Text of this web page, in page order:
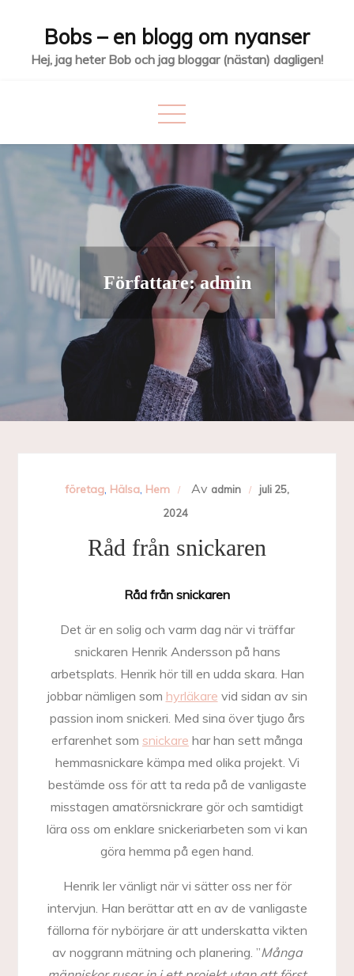
innehåll
Bobs – en blogg om nyanser
Hej, jag heter Bob och jag bloggar (nästan) dagligen!
Författare:admin
företag, Hälsa, Hem Av admin
juli 25,
2024
Råd från snickaren
Råd från snickaren
Det är en solig och varm dag när vi träffar
snickaren Henrik Andersson på hans
arbetsplats. Henrik hör till en udda skara. Han
jobbar nämligen som hyrläkare vid sidan av sin
passion inom snickeri. Med sina över tjugo års
erfarenhet som snickare har han sett många
hemmasnickare kämpa med olika projekt. Vi
bestämde oss för att ta reda på de vanligaste
misstagen amatörsnickrare gör och samtidigt
lära oss om enklare snickeriarbeten som vi kan
göra hemma på egen hand.
Henrik ler vänligt när vi sätter oss ner för
intervjun. Han berättar att en av de vanligaste
fällorna för nybörjare är att underskatta vikten
av noggrann mätning och planering. ”Många